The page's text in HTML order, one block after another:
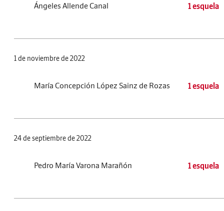
Ángeles Allende Canal 1 esquela
1 de noviembre de 2022
María Concepción López Sainz de Rozas 1 esquela
24 de septiembre de 2022
Pedro María Varona Marañón 1 esquela